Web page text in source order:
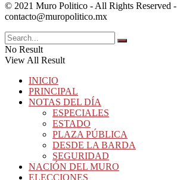
© 2021 Muro Politico - All Rights Reserved -
contacto@muropolitico.mx
No Result
View All Result
INICIO
PRINCIPAL
NOTAS DEL DÍA
ESPECIALES
ESTADO
PLAZA PÚBLICA
DESDE LA BARDA
SEGURIDAD
NACIÓN DEL MURO
ELECCIONES